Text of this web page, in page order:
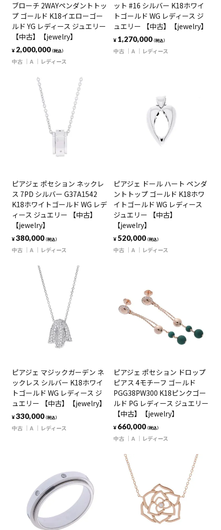
ブローチ 2WAYペンダントトッ
プ ゴールド K18イエローゴー
ルド YG レディース ジュエリー
【中古】【jewelry】
¥ 2,000,000（税込）
中古 A レディース
ット #16 シルバー K18ホワイ
トゴールド WG レディース ジ
ュエリー 【中古】【jewelry】
¥ 1,270,000（税込）
中古 A レディース
ピアジェ ポセション ネックレ
ス 7PD シルバー G37A1542
K18ホワイトゴールド WG レデ
ィース ジュエリー 【中古】
【jewelry】
¥380,000（税込）
中古 A レディース
ピアジェ ドール ハート ペンダ
ントトップ ゴールド K18ホワ
イトゴールド WG レディース
ジュエリー 【中古】
【jewelry】
¥ 520,000（税込）
中古 A レディース
ピアジェ マジックガーデン ネ
ックレス シルバー K18ホワイ
トゴールド WG レディース ジ
ュエリー 【中古】【jewelry】
¥330,000（税込）
中古 A レディース
ピアジェ ポセション ドロップ
ピアス 4モチーフ ゴールド
PGG38PW300 K18ピンクゴー
ルド PG レディース ジュエリー
【中古】【jewelry】
¥ 660,000（税込）
中古 A レディース